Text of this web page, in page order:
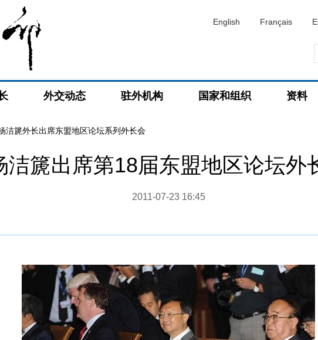
English Français
外交动态 驻外机构 国家和组织 资料
洁篪外长出席东盟地区论坛系列外长会
洁篪出席第18届东盟地区论坛外
2011-07-23 16:45